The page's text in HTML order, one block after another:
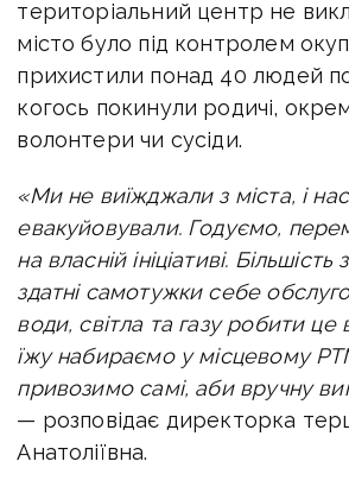
територіальний центр не
місто було під контролем
прихистили понад 40 людей
когось покинули родичі,
волонтери чи сусіди.
«Ми не виїжджали з міста, і
евакуйовували. Годуємо,
на власній ініціативі.
здатні самотужки себе
води, світла та газу робити це
їжу набираємо у місцевому
привозимо самі, аби вручну
— розповідає директорка
Анатоліївна.